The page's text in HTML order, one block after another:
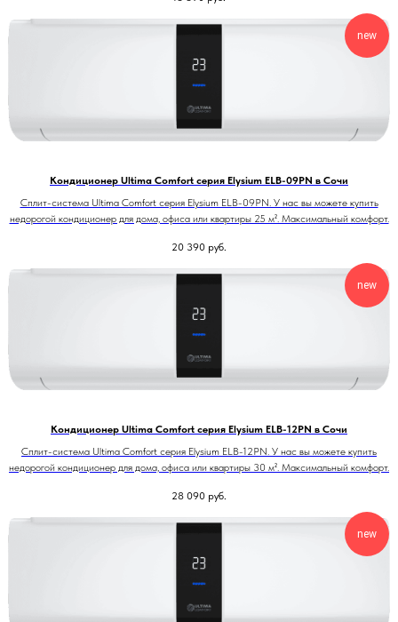
new
Кондиционер Ultima Comfort серия Elysium ELB-09PN в Сочи
Сплит-система Ultima Comfort серия Elysium ELB-09PN. У нас вы можете купить
недорогой кондиционер для дома, офиса или квартиры 25 м². Максимальный комфорт.
20 390 руб.
new
Кондиционер Ultima Comfort серия Elysium ELB-12PN в Сочи
Сплит-система Ultima Comfort серия Elysium ELB-12PN. У нас вы можете купить
недорогой кондиционер для дома, офиса или квартиры 30 м². Максимальный комфорт.
28 090 руб.
new